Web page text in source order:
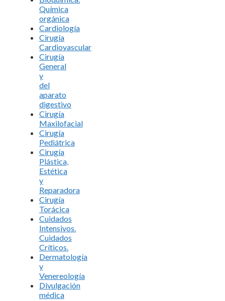
Química
orgánica
Cardiología
Cirugía
Cardiovascular
Cirugía
General
y
del
aparato
digestivo
Cirugía
Maxilofacial
Cirugía
Pediátrica
Cirugía
Plástica,
Estética
y
Reparadora
Cirugía
Torácica
Cuidados
Intensivos.
Cuidados
Críticos.
Dermatología
y
Venereología
Divulgación
médica